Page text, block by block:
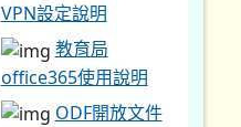
VPN設定說明
教育局
office365使用說明
ODF開放文件